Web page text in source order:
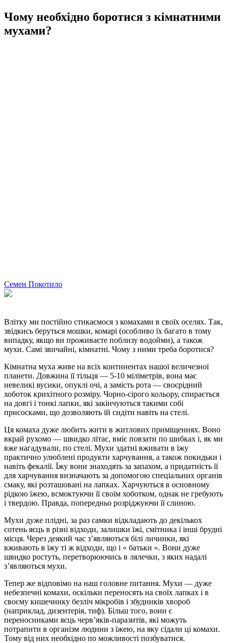
Чому необхідно боротися з кімнатними
мухами?
Семен Покотило
Влітку ми постійно стикаємося з комахами в своїх оселях. Так,
звідкись беруться мошки, комарі (особливо їх багато в тому
випадку, якщо ви проживаєте поблизу водойми), а також
мухи. Самі звичайні, кімнатні. Чому з ними треба боротися?
Кімнатна муха живе на всіх континентах нашої величезної
планети. Довжина її тільця — 5-10 міліметрів, вона має
невеликі вусики, опуклі очі, а замість рота — своєрідний
хоботок крихітного розміру. Чорно-сірого кольору, спирається
на довгі і тонкі лапки, які закінчуються такими собі
присосками, що дозволяють їй сидіти навіть на стелі.
Ця комаха дуже любить жити в житлових приміщеннях. Воно
вкрай рухомо — швидко літає, вміє повзати по шибках і, як ми
вже нагадували, по стелі. Мухи здатні вживати в їжу
практично улюблені продукти харчування, а також покидьки і
навіть фекалії. Їжу вони знаходять за запахом, а придатність її
для харчування визначають за допомогою спеціальних органів
смаку, які розташовані на лапках. Харчуються в основному
рідкою їжею, всмоктуючи її своїм хоботком, однак не гребують
і твердою. Правда, попередньо розріджуючи її слиною.
Мухи дуже плідні, за раз самки відкладають до декількох
сотень яєць в різні відходи, залишки їжі, смітника і інші брудні
місця. Через деякий час з’являються білі личинки, які
вживають в їжу ті ж відходи, що і « батьки ». Вони дуже
швидко ростуть, перетворюючись в лялечки, з яких надалі
з’являються мухи.
Тепер же відповімо на наш головне питання. Мухи — дуже
небезпечні комахи, оскільки переносять на своїх лапках і в
своєму кишечнику безліч мікробів і збудників хвороб
(наприклад, дизентерія, тиф). Більш того, вони є
переносниками яєць черв’яків-паразитів, які можуть
потрапити в організм людини з їжею, на яку сідали ці комахи.
Тому від них необхідно по можливості позбуватися.